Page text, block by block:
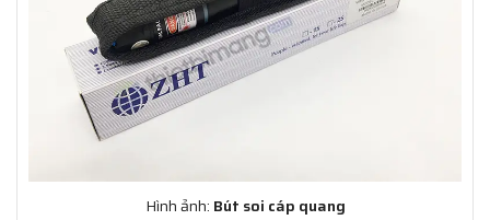
Hình ảnh: Bút soi cáp quang